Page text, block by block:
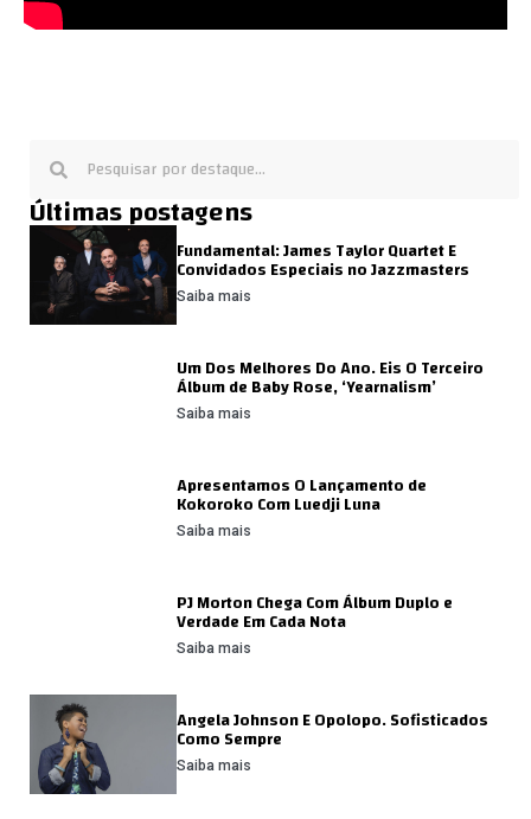
Últimas postagens
Fundamental: James Taylor Quartet E
Convidados Especiais no Jazzmasters
Saiba mais
Um Dos Melhores Do Ano. Eis O Terceiro
Álbum de Baby Rose, ‘Yearnalism’
Saiba mais
Apresentamos O Lançamento de
Kokoroko Com Luedji Luna
Saiba mais
PJ Morton Chega Com Álbum Duplo e
Verdade Em Cada Nota
Saiba mais
Angela Johnson E Opolopo. Sofisticados
Como Sempre
Saiba mais